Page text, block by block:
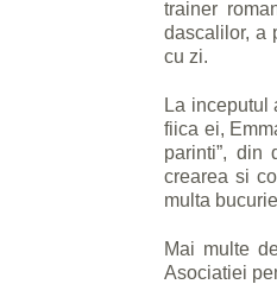
trainer
dascalilor, a
cu zi.
La inceputul
fiica ei,
parinti”, din
crearea si
multa
Mai multe
Asociatiei